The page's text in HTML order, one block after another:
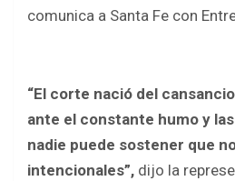
comunica a Santa Fe con
“El corte nació del
ante el constante humo y
nadie puede sostener que
intencionales”, dijo la